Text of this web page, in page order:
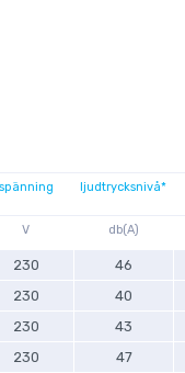
spänning ljudtrycksnivå*
V db(A)
230 46
230 40
230 43
230 47